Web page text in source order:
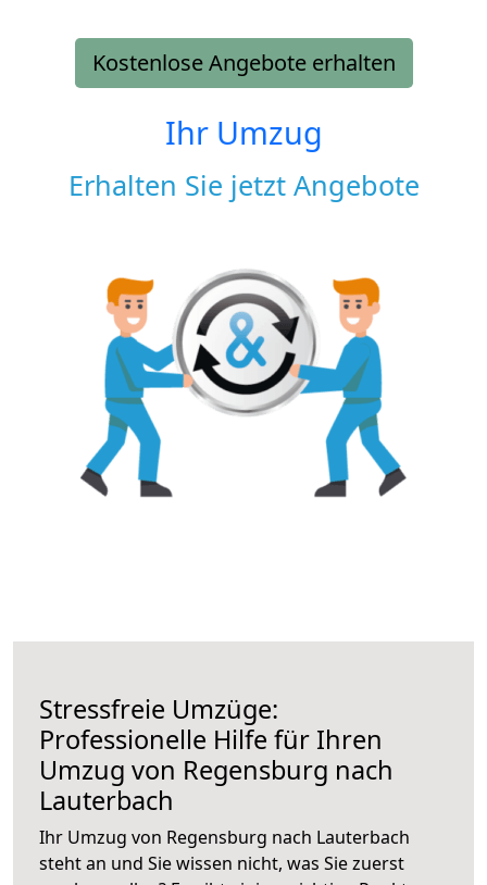
Kostenlose Angebote erhalten
Ihr Umzug
Erhalten Sie jetzt Angebote
Stressfreie Umzüge:
Professionelle Hilfe für Ihren
Umzug von Regensburg nach
Lauterbach
Ihr Umzug von Regensburg nach Lauterbach
steht an und Sie wissen nicht, was Sie zuerst